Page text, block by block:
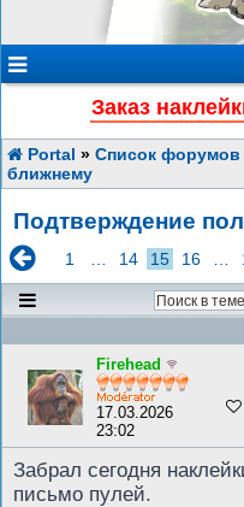
Заказ
Portal » Список форумов
ближнему
Подтверждение
1 14 15 16
Firehead
17.03.2026
23:02
Забрал сегодня
письмо пулей.